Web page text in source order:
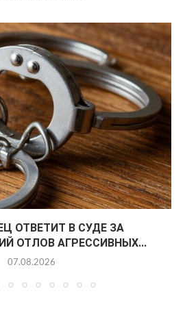
ОТВЕТИТ В СУДЕ ЗА
ОТЛОВ АГРЕССИВНЫХ...
07.08.2026